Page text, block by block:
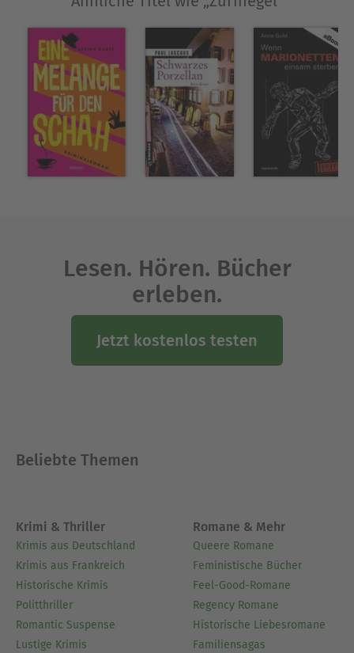
»Tellspielopfer«, »Todlerone«, »Zürihegel« und
»Eiffels Schuld«.
Ausblenden
Lesen. Hören. Bücher
erleben.
Jetzt kostenlos testen
Beliebte Themen
Krimi & Thriller
Krimis aus Deutschland
Krimis aus Frankreich
Historische Krimis
Politthriller
Romantic Suspense
Lustige Krimis
Romane & Mehr
Queere Romane
Feministische Bücher
Feel-Good-Romane
Regency Romane
Historische Liebesromane
Familiensagas